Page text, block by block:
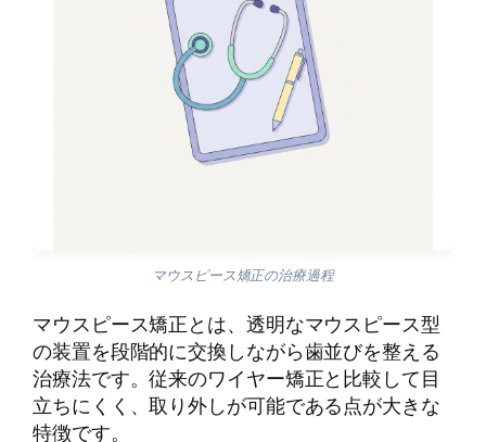
マウスピース矯正の治療過程
マウスピース矯正とは、透明なマウスピース型
の装置を段階的に交換しながら歯並びを整える
治療法です。従来のワイヤー矯正と比較して目
立ちにくく、取り外しが可能である点が大きな
特徴です。